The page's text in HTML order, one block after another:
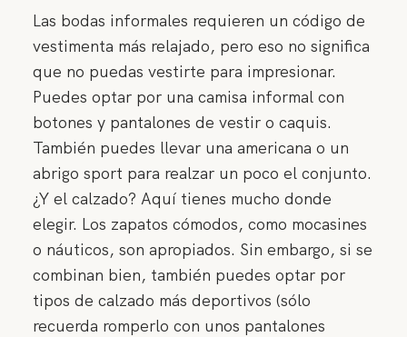
Las bodas informales requieren un código de
vestimenta más relajado, pero eso no significa
que no puedas vestirte para impresionar.
Puedes optar por una camisa informal con
botones y pantalones de vestir o caquis.
También puedes llevar una americana o un
abrigo sport para realzar un poco el conjunto.
¿Y el calzado? Aquí tienes mucho donde
elegir. Los zapatos cómodos, como mocasines
o náuticos, son apropiados. Sin embargo, si se
combinan bien, también puedes optar por
tipos de calzado más deportivos (sólo
recuerda romperlo con unos pantalones